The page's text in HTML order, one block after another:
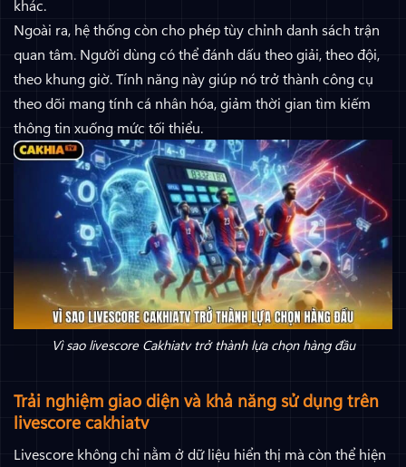
khác.
Ngoài ra, hệ thống còn cho phép tùy chỉnh danh sách trận
quan tâm. Người dùng có thể đánh dấu theo giải, theo đội,
theo khung giờ. Tính năng này giúp nó trở thành công cụ
theo dõi mang tính cá nhân hóa, giảm thời gian tìm kiếm
thông tin xuống mức tối thiểu.
Vì sao livescore Cakhiatv trở thành lựa chọn hàng đầu
Trải nghiệm giao diện và khả năng sử dụng trên
livescore cakhiatv
Livescore không chỉ nằm ở dữ liệu hiển thị mà còn thể hiện